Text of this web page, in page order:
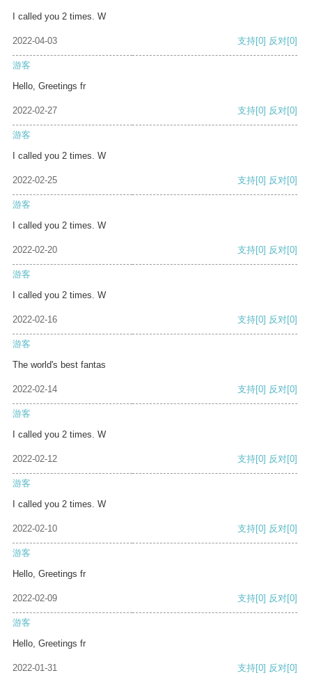
I called you 2 times. W
2022-04-03 支持[0] 反对[0]
游客
Hello, Greetings fr
2022-02-27 支持[0] 反对[0]
游客
I called you 2 times. W
2022-02-25 支持[0] 反对[0]
游客
I called you 2 times. W
2022-02-20 支持[0] 反对[0]
游客
I called you 2 times. W
2022-02-16 支持[0] 反对[0]
游客
The world's best fantas
2022-02-14 支持[0] 反对[0]
游客
I called you 2 times. W
2022-02-12 支持[0] 反对[0]
游客
I called you 2 times. W
2022-02-10 支持[0] 反对[0]
游客
Hello, Greetings fr
2022-02-09 支持[0] 反对[0]
游客
Hello, Greetings fr
2022-01-31 支持[0] 反对[0]